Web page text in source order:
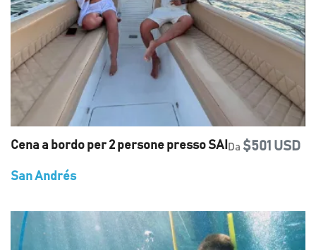
Cena a bordo per 2 persone presso SAI Da $501 USD
San Andrés